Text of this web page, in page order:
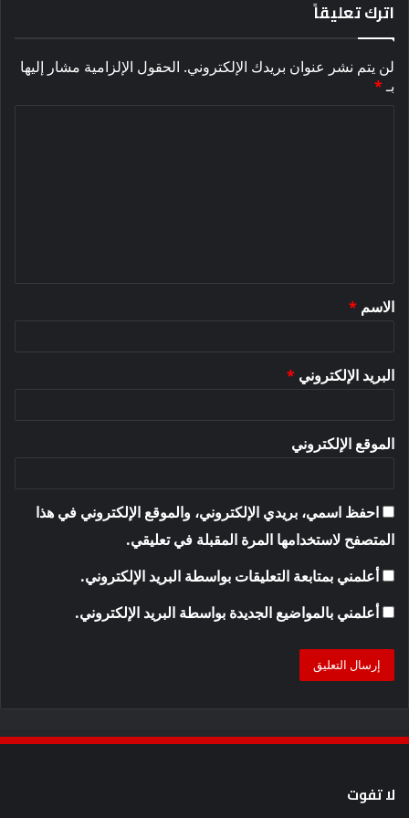
اترك تعليقاً
لن يتم نشر عنوان بريدك الإلكتروني. الحقول الإلزامية مشار إليها
بـ*
*
الاسم *
البريد الإلكتروني *
الموقع الإلكتروني
احفظ اسمي، بريدي الإلكتروني، والموقع الإلكتروني في هذا
المتصفح لاستخدامها المرة المقبلة في تعليقي.
أعلمني بمتابعة التعليقات بواسطة البريد الإلكتروني.
أعلمني بالمواضيع الجديدة بواسطة البريد الإلكتروني.
لا تفوت